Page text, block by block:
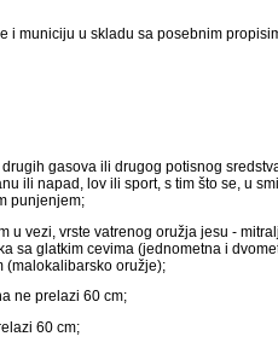
i municiju u skladu sa posebnim
gasova ili drugog potisnog
ili napad, lov ili sport, s tim što se, u
punjenjem;
vezi, vrste vatrenog oružja jesu -
sa glatkim cevima (jednometna i
(malokalibarsko oružje);
ne prelazi 60 cm;
60 cm;